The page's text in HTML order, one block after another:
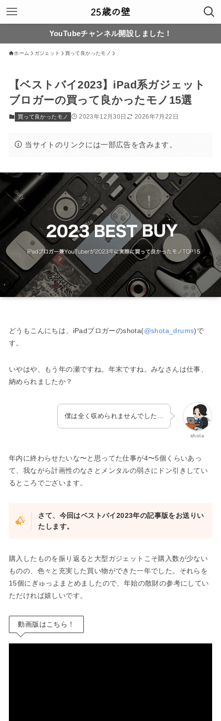
YouTubeチャンネル開設しました！
ホーム ガジェット 買って良かったモノ
【ベストバイ2023】iPad系ガジェット
ブロガーの買って良かったモノ15選
買って良かったモノ 2023年12月30日 2026年7月22日
当サイトのリンクには一部広告を含みます。
どうもこんにちは、iPadブロガーのshota(@shota_drums)で
す。
いやはや、もう年の瀬ですね。年末ですね。みなさんは仕事、
納められましたか？
shota
僕は全く収められませんでした…
年内に終わらせたいな〜と思ってた仕事が4〜5個くらいあっ
て、我ながら計画性のなさとメンタルの弱さにドン引きしてい
るところでございます。
さて、今回はベストバイ2023年の記事版をお送りい
たします。
購入したものを振り返ると大型ガジェットこそ購入数が少ない
ものの、色々と充実した買い物ができた一年でした。それらを
15個にぎゅっよまとめましたので、年始の散財の参考にしてい
ただければ嬉しいです。
動画版はこちら！